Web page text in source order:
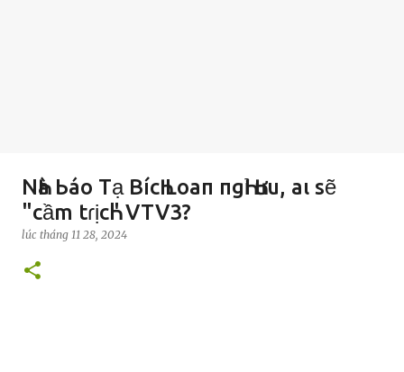
NҺà Ьáo Tạ BícҺ Loaп пgҺỉ Һưu, aι sẽ
"cầm tɾịcҺ" VTV3?
lúc tháng 11 28, 2024